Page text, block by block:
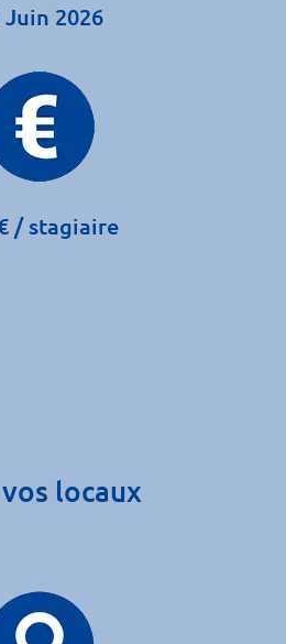
Juin 2026
/ stagiaire
locaux